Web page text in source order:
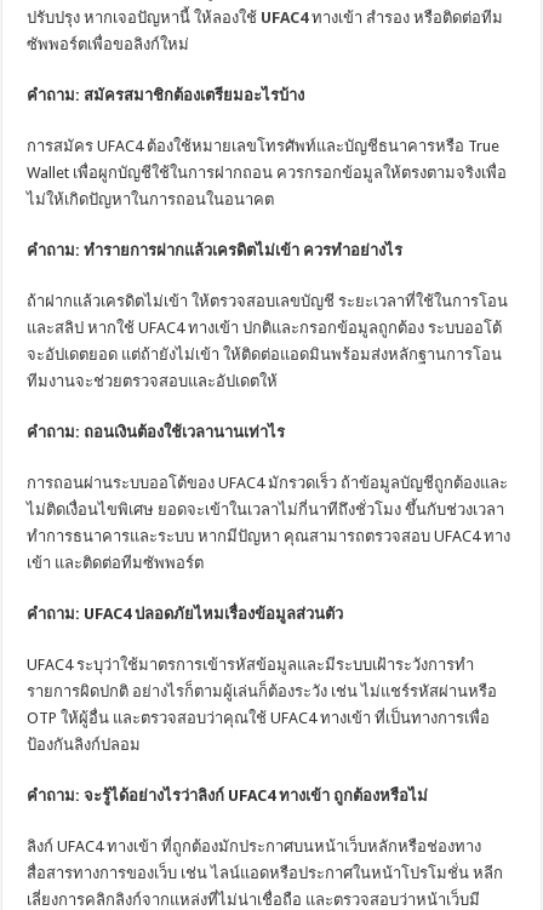
ปรับปรุง หากเจอปัญหานี้ ให้ลองใช้ UFAC4ทางเข้า สำรอง หรือติดต่อทีม
ซัพพอร์ตเพื่อขอลิงก์ใหม่
คำถาม: สมัครสมาชิกต้องเตรียมอะไรบ้าง
การสมัคร UFAC4 ต้องใช้หมายเลขโทรศัพท์และบัญชีธนาคารหรือ True
Wallet เพื่อผูกบัญชีใช้ในการฝากถอน ควรกรอกข้อมูลให้ตรงตามจริงเพื่อ
ไม่ให้เกิดปัญหาในการถอนในอนาคต
คำถาม: ทำรายการฝากแล้วเครดิตไม่เข้า ควรทำอย่างไร
ถ้าฝากแล้วเครดิตไม่เข้า ให้ตรวจสอบเลขบัญชี ระยะเวลาที่ใช้ในการโอน
และสลิป หากใช้ UFAC4 ทางเข้า ปกติและกรอกข้อมูลถูกต้อง ระบบออโต้
จะอัปเดตยอด แต่ถ้ายังไม่เข้า ให้ติดต่อแอดมินพร้อมส่งหลักฐานการโอน
ทีมงานจะช่วยตรวจสอบและอัปเดตให้
คำถาม: ถอนเงินต้องใช้เวลานานเท่าไร
การถอนผ่านระบบออโต้ของ UFAC4 มักรวดเร็ว ถ้าข้อมูลบัญชีถูกต้องและ
ไม่ติดเงื่อนไขพิเศษ ยอดจะเข้าในเวลาไม่กี่นาทีถึงชั่วโมง ขึ้นกับช่วงเวลา
ทำการธนาคารและระบบ หากมีปัญหา คุณสามารถตรวจสอบ UFAC4 ทาง
เข้า และติดต่อทีมซัพพอร์ต
คำถาม: UFAC4 ปลอดภัยไหมเรื่องข้อมูลส่วนตัว
UFAC4 ระบุว่าใช้มาตรการเข้ารหัสข้อมูลและมีระบบเฝ้าระวังการทำ
รายการผิดปกติ อย่างไรก็ตามผู้เล่นก็ต้องระวัง เช่น ไม่แชร์รหัสผ่านหรือ
OTP ให้ผู้อื่น และตรวจสอบว่าคุณใช้ UFAC4 ทางเข้า ที่เป็นทางการเพื่อ
ป้องกันลิงก์ปลอม
คำถาม: จะรู้ได้อย่างไรว่าลิงก์ UFAC4 ทางเข้า ถูกต้องหรือไม่
ลิงก์ UFAC4 ทางเข้า ที่ถูกต้องมักประกาศบนหน้าเว็บหลักหรือช่องทาง
สื่อสารทางการของเว็บ เช่น ไลน์แอดหรือประกาศในหน้าโปรโมชั่น หลีก
เลี่ยงการคลิกลิงก์จากแหล่งที่ไม่น่าเชื่อถือ และตรวจสอบว่าหน้าเว็บมี